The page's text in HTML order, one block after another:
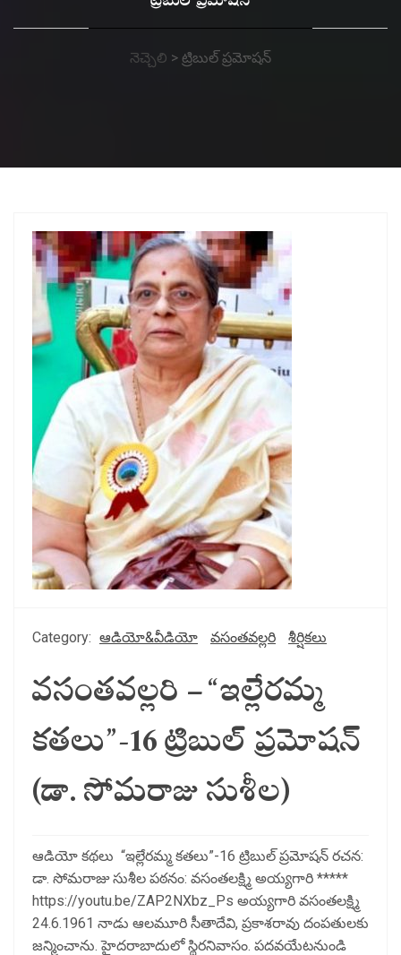
నెచ్చెలి > ట్రిబుల్ ప్రమోషన్
Category: ఆడియో&వీడియో వసంతవల్లరి శీర్షికలు
వసంతవల్లరి – “ఇల్లేరమ్మ
కతలు”-16 ట్రిబుల్ ప్రమోషన్
(డా. సోమరాజు సుశీల)
ఆడియో కథలు “ఇల్లేరమ్మ కతలు”-16 ట్రిబుల్ ప్రమోషన్ రచన:
డా. సోమరాజు సుశీల పఠనం: వసంతలక్ష్మి అయ్యగారి *****
https://youtu.be/ZAP2NXbz_Ps అయ్యగారి వసంతలక్ష్మి
24.6.1961 నాడు ఆలమూరి సీతాదేవి, ప్రకాశరావు దంపతులకు
జన్మించాను. హైదరాబాదులో స్థిరనివాసం. పదవయేటనుండి